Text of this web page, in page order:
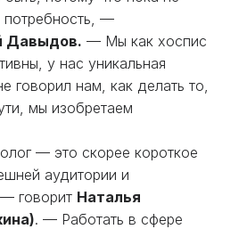
потребность, —
Давыдов. — Мы как хоспис
у нас уникальная
говорил нам, как делать то,
мы изобретаем
— это скорее короткое
аудитории и
говорит Наталья
. — Работать в сфере